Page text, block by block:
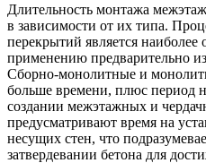
Длительность монтажа
в зависимости от их типа.
перекрытий является наиболее
применению предварительно
Сборно-монолитные и
больше времени, плюс период
создании межэтажных и
предусматривают время на
несущих стен, что
затвердевании бетона для